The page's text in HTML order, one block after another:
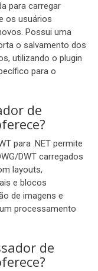
para carregar
os usuários
Possui uma
o salvamento dos
utilizando o plugin
para o
de
para .NET permite
DWT carregados
layouts,
e blocos
de imagens e
processamento
de